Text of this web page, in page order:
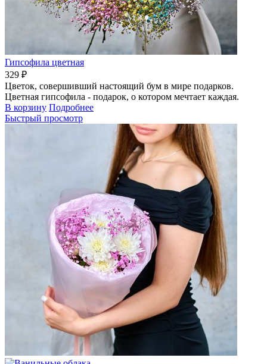
Гипсофила цветная
329 ₽
Цветок, совершивший настоящий бум в мире подарков.
Цветная гипсофила - подарок, о котором мечтает каждая.
В корзину Подробнее
Быстрый просмотр